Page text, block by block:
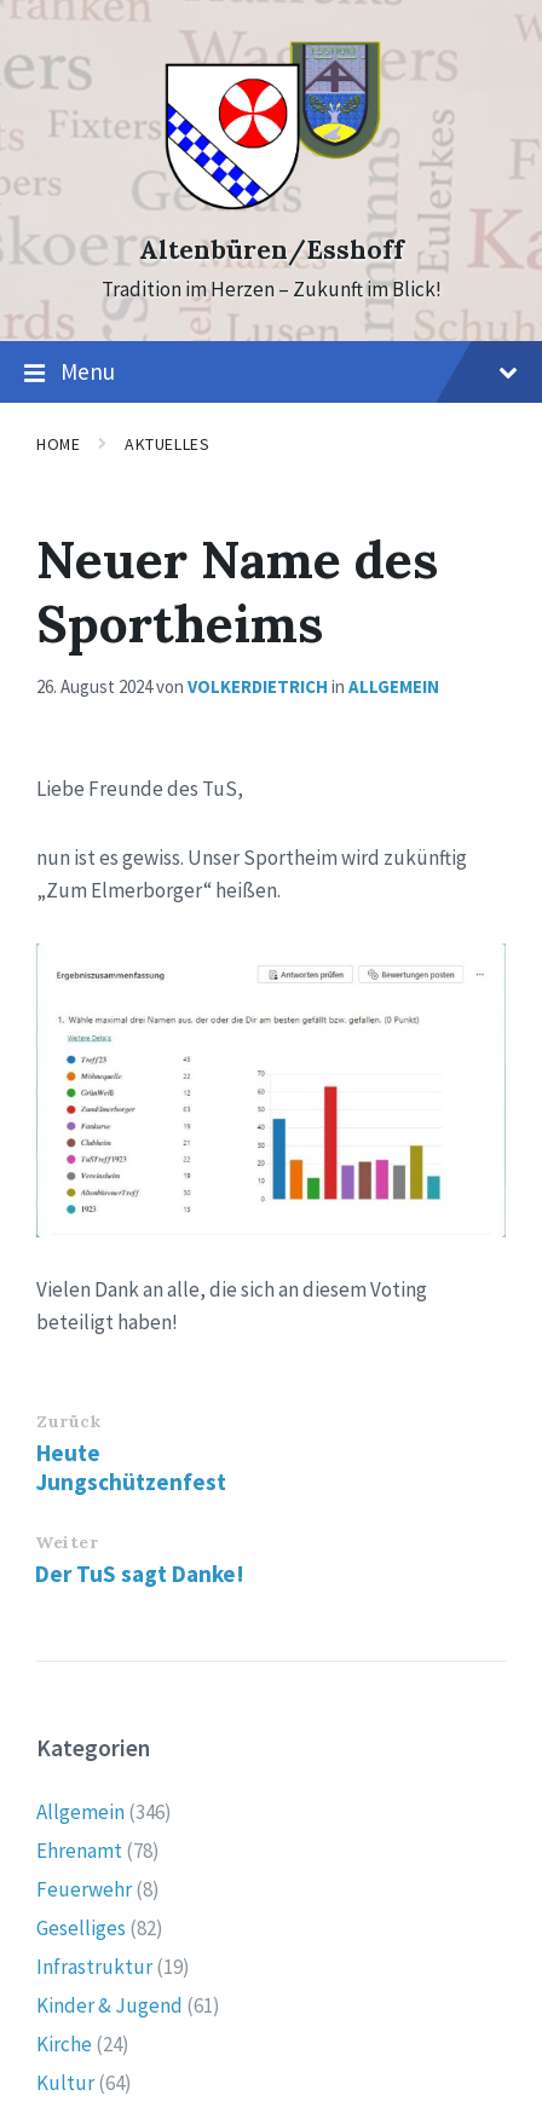
Skip
content
Skip
footer
Altenbüren/Esshoff
Tradition im Herzen – Zukunft im Blick!
Menu
HOME AKTUELLES
Neuer Name des
Sportheims
26. August 2024von VOLKERDIETRICH in ALLGEMEIN
Liebe Freunde des TuS,
nun ist es gewiss. Unser Sportheim wird zukünftig
„Zum Elmerborger“ heißen.
Vielen Dank an alle, die sich an diesem Voting
beteiligt haben!
Zurück
Heute
Jungschützenfest
Weiter
Der TuS sagt Danke!
Kategorien
Allgemein(346)
Ehrenamt(78)
Feuerwehr(8)
Geselliges (82)
Infrastruktur(19)
Kinder & Jugend (61)
Kirche(24)
Kultur(64)